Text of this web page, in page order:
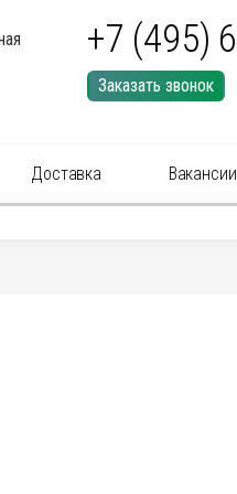
+7 (495)
Заказать звонок
Доставка Вакансии